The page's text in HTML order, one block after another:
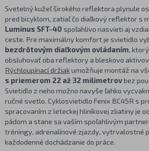
Svetelný kužeľ širokého reflektora plynule
pred bicyklom, zatiaľ čo diaľkový reflektor s
Luminus SFT-40 spoľahlivo nasvieti aj
ceste. Pre maximálny komfort je svietidlo
bezdrôtovým diaľkovým ovládaním,
obsluhovať oba reflektory a bleskovo
Rýchloupínací držiakumožňuje montáž na
s priemerom 22 až 32 milimetrovbez
Svietidlo z neho možno navyše ľahko
ručné svetlo. Cyklosvietidlo Fenix BC45R s
spracovaním z leteckej hliníkovej zliatiny je
pádom a stane sa vaším spoľahlivým
tréningy, adrenalínové zjazdy, vytrvalostné
každodenné dochádzanie do práce.